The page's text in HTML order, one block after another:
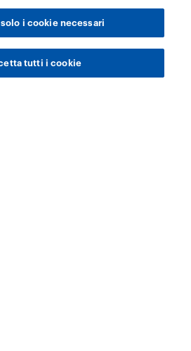
i cookie necessari
tutti i cookie